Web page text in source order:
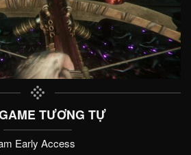
TƯƠNG TỰ
Early Access